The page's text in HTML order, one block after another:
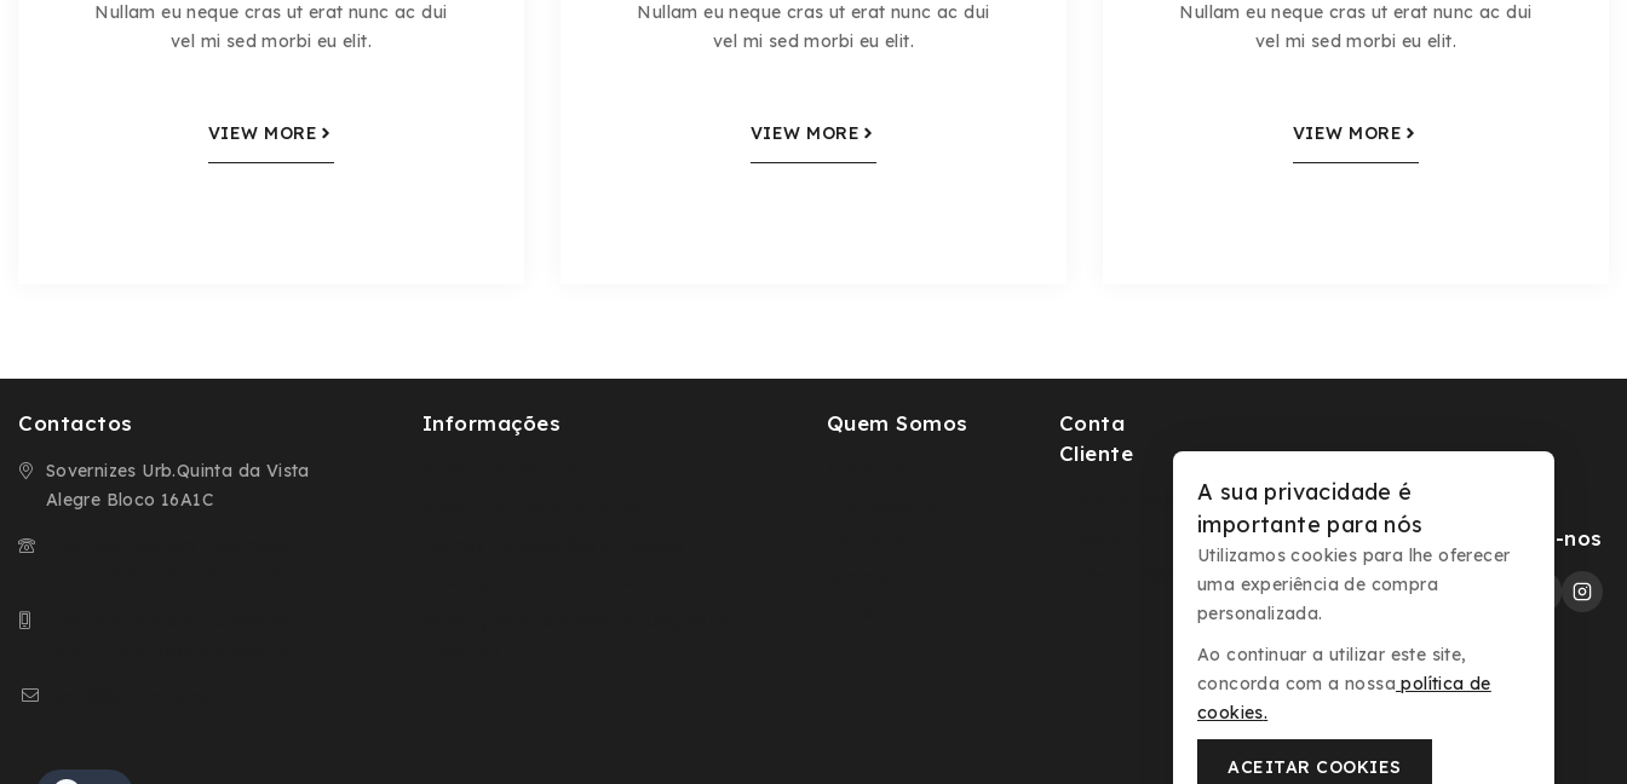
Nullam eu neque cras ut erat nunc ac dui
vel mi sed morbi eu elit.
VIEW MORE
Nullam eu neque cras ut erat nunc ac dui
vel mi sed morbi eu elit.
VIEW MORE
Nullam eu neque cras ut erat nunc ac dui
vel mi sed morbi eu elit.
VIEW MORE
Contactos
Sovernizes Urb.Quinta da Vista
Alegre Bloco 16A1C
Informações Quem Somos
Conta
Cliente
Segue-nos
A sua privacidade é
importante para nós
Utilizamos cookies para lhe oferecer
uma experiência de compra
personalizada.
Ao continuar a utilizar este site,
concorda com a nossa política de
cookies.
ACEITAR COOKIES